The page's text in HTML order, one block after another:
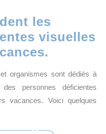
les
visuelles
organismes sont dédiés à
personnes déficientes
vacances. Voici quelques